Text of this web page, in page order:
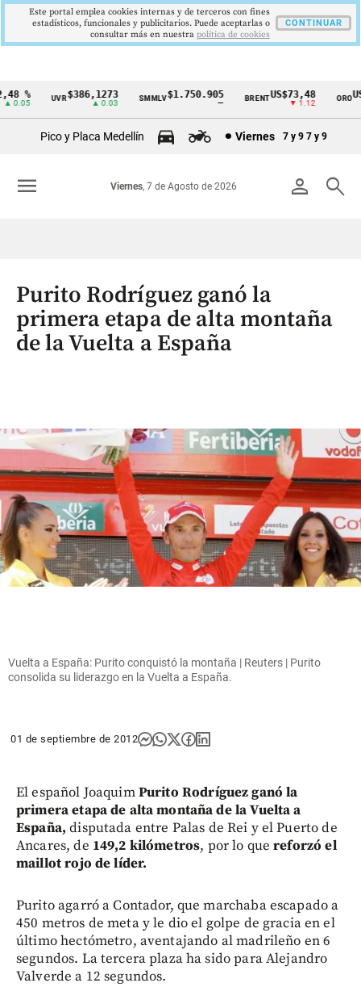
Cintillo
Colombia
% UVR$386,1273
▲ 0.03
SMMLV$1.750.905 BRENTUS$73,48
▼ 1.12
ORO
Pico y Placa Medellín Viernes 7 y 9 7 y 9
person search
Viernes, 7 de Agosto de 2026
menu
Purito Rodríguez ganó la
primera etapa de alta montaña
de la Vuelta a España
Vuelta a España: Purito conquistó la montaña | Reuters | Purito
consolida su liderazgo en la Vuelta a España.
01 de septiembre de 2012
El español JoaquimPurito Rodríguez ganó la
primera etapa de alta montaña de la Vuelta a
España,disputada entre Palas de Rei y el Puerto de
Ancares, de 149,2 kilómetros, por lo quereforzó el
maillot rojo de líder.
Purito agarró a Contador, que marchaba escapado a
450 metros de meta y le dio el golpe de gracia en el
último hectómetro, aventajando al madrileño en 6
segundos. La tercera plaza ha sido para Alejandro
Valverde a 12 segundos.
Este portal emplea cookies internas y de terceros con fines
estadísticos, funcionales y publicitarios. Puede aceptarlas o
consultar más en nuestra politica de cookies
CONTINUAR